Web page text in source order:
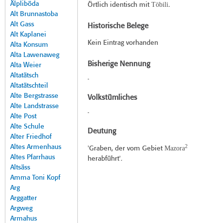
Älpliböda
Alt Brunnastoba
Alt Gass
Alt Kaplanei
Alta Konsum
Alta Lawenaweg
Alta Weier
Altatätsch
Altatätschteil
Alte Bergstrasse
Alte Landstrasse
Alte Post
Alte Schule
Alter Friedhof
Altes Armenhaus
Altes Pfarrhaus
Altsäss
Amma Toni Kopf
Arg
Arggatter
Argweg
Armahus
Örtlich identisch mit Töbili.
Historische Belege
Kein Eintrag vorhanden
Bisherige Nennung
-
Volkstümliches
-
Deutung
'Graben, der vom Gebiet Mazora2
herabführt'.